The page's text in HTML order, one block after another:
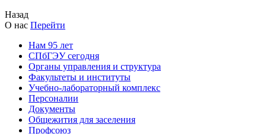
Назад
О нас Перейти
Нам 95 лет
СПбГЭУ сегодня
Органы управления и структура
Факультеты и институты
Учебно-лабораторный комплекс
Персоналии
Документы
Общежития для заселения
Профсоюз